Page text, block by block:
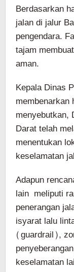
Berdasarkan
jalan di jalur
pengendara.
tajam
aman.
Kepala Dinas
menyebutkan,
Darat telah
menentukan
keselamatan
Adapun
lain meliputi
penerangan
isyarat lalu
(guardrail),
keselamatan